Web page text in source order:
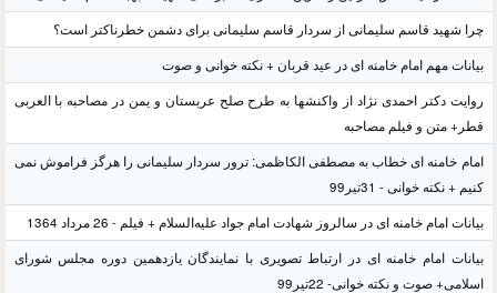
چرا شهید قاسم سلیمانی از سردار قاسم سلیمانی برای دشمن خطرناکتر است؟
بیانات مهم امام خامنه ای در عید قربان + نکته خوانی و صوت
روایت دکتر احمدی نژاد از واکنشها به طرح صلح عربستان و یمن در مصاحبه با العربی
قطر+ متن و فیلم مصاحبه
امام خامنه ای خطاب به مصطفی الکاظمی: ترور سردار سلیمانی را هرگز فراموش نمی
کنیم + نکته خوانی - 31تیر99
بیانات امام خامنه ای در سالروز شهادت امام جواد علیه‌السلام + فیلم - 26 مرداد 1364
بیانات امام خامنه ای در ارتباط تصویری با نمایندگان یازدهمین دوره مجلس شورای
اسلامی+ صوت و نکته خوانی- 22تیر99